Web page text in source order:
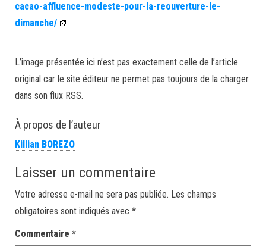
cacao-affluence-modeste-pour-la-reouverture-le-
dimanche/
L’image présentée ici n’est pas exactement celle de l’article
original car le site éditeur ne permet pas toujours de la charger
dans son flux RSS.
À propos de l’auteur
Killian BOREZO
Laisser un commentaire
Votre adresse e-mail ne sera pas publiée. Les champs
obligatoires sont indiqués avec *
Commentaire *